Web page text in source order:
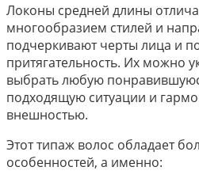
Локоны средней длины
многообразием стилей и
подчеркивают черты лица и
притягательность. Их можно
выбрать любую
подходящую ситуации и
внешностью.
Этот типаж волос обладает
особенностей, а именно: